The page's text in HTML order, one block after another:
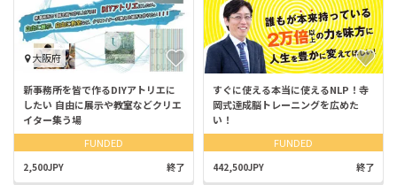
大阪府
新事務所を皆で作るDIYアトリエに
したい 自由に展示や教室などクリエ
イター集う場
FUNDED
2,500JPY 終了
すぐに使える本当に使えるNLP！寺
岡式達成脳トレーニングを広めた
い！
FUNDED
442,500JPY 終了